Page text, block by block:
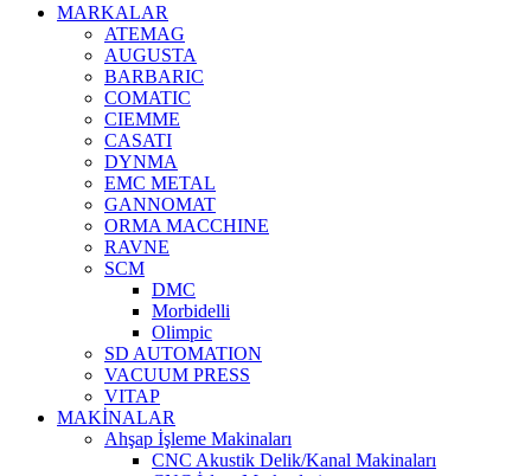
MARKALAR
ATEMAG
AUGUSTA
BARBARIC
COMATIC
CIEMME
CASATI
DYNMA
EMC METAL
GANNOMAT
ORMA MACCHINE
RAVNE
SCM
DMC
Morbidelli
Olimpic
SD AUTOMATION
VACUUM PRESS
VITAP
MAKİNALAR
Ahşap İşleme Makinaları
CNC Akustik Delik/Kanal Makinaları